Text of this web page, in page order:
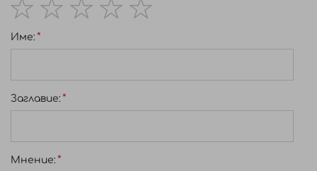
star
stars
stars
stars
stars
Име:
Заглавиe:
Мнение: